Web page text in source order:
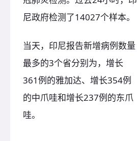
尼政府检测了14027个样本。
当天，印尼报告新增病例数量
最多的3个省分别为，增长
361例的雅加达、增长354例
的中爪哇和增长237例的东爪
哇。